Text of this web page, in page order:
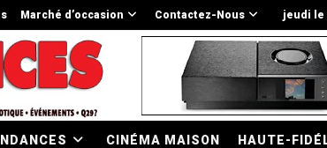
Marché d’occasion Contactez-Nous jeudi le
CINÉMA MAISON HAUTE-